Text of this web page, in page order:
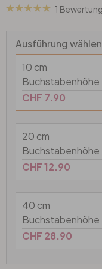
Wandtattoo &
Wandtattoo &
Wandtattoo &
Wandtattoo &
Liebe
Familie
Home
Zweifarbig
Künstler
Wandbilder-Set
Hexagon Bilder
Panorama Bilder
Quadratische Bilder
3-teilig
4-teilig
Selbstklebend
Papiertapeten
Tapeten Weiss
Tapeten Schwarz
Tapeten Grau
Tapeten Gelb
Tapeten Rot
Tischplatten
Heimtextilien
Künstlerbedarf
1
Ausführung
10 cm
Buchstabenhöhe
CHF 7.90
20 cm
Buchstabenhöhe
CHF 12.90
40 cm
Buchstabenhöhe
CHF 28.90